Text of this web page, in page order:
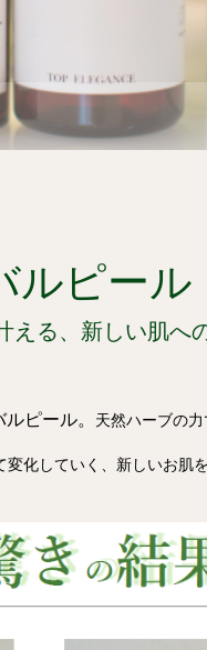
ルピール
える、新しい肌へ
ピール。 天然ハーブの
化していく、新しいお肌